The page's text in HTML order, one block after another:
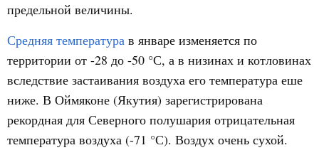
предельной величины.
Средняя температура в январе изменяется по
территории от -28 до -50 °С, а в низинах и котловинах
вследствие застаивания воздуха его температура еше
ниже. В Оймяконе (Якутия) зарегистрирована
рекордная для Северного полушария отрицательная
температура воздуха (-71 °С). Воздух очень сухой.